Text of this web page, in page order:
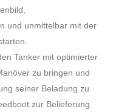
und unmittelbar mit der
Tanker mit optimierter
zu bringen und
seiner Beladung zu
zur Belieferung